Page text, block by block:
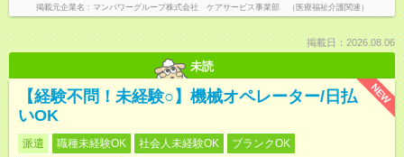
掲載元企業名 マンパワーグループ株式会社 ケアサービス事業部 （医療福祉介護関連）
掲載日：2026.08.06
未読
NEW
【経験不問！未経験○】機械オペレーター/日払
いOK
派遣 職種未経験OK 社会人未経験OK
ブランクOK